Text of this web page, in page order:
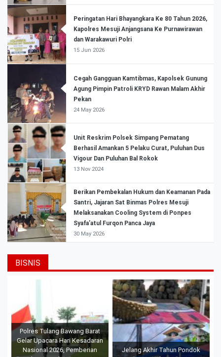
Peringatan Hari Bhayangkara Ke 80 Tahun 2026,
Kapolres Mesuji Anjangsana Ke Purnawirawan
dan Warakawuri Polri
15 Jun 2026
Cegah Gangguan Kamtibmas, Kapolsek Gunung
Agung Pimpin Patroli KRYD Rawan Malam Akhir
Pekan
24 May 2026
Unit Reskrim Polsek Simpang Pematang
Berhasil Amankan 5 Pelaku Curat, Puluhan Dus
Vigour Dan Puluhan Bal Rokok
13 Nov 2024
Berikan Pembekalan Hukum dan Keamanan Pada
Santri, Jajaran Sat Binmas Polres Mesuji
Melaksanakan Cooling System di Ponpes
Syafa’atul Furqon Panca Jaya
30 May 2026
BISNIS
Polres Tulang Bawang Barat
Gelar Upacara Hari Kesadaran
Nasional 2026, Pemberian
Jelang Akhir Tahun Pondok